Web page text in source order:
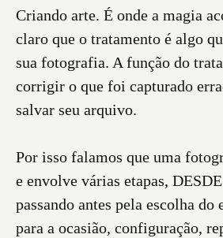
Criando arte. É onde a magia
claro que o tratamento é algo
sua fotografia. A função do
corrigir o que foi capturado
salvar seu arquivo.
Por isso falamos que uma
e envolve várias etapas,
passando antes pela escolha do
para a ocasião, configuração,